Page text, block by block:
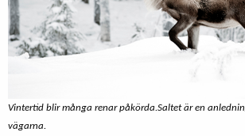
Vintertid blir många renar påkörda.Saltet är en
vägarna.